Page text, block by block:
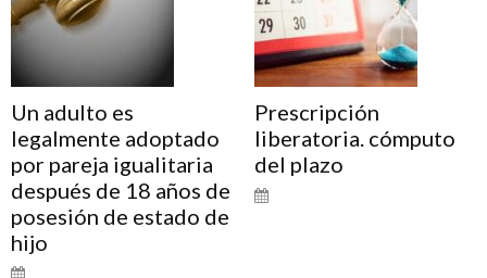
Un adulto es
legalmente adoptado
por pareja igualitaria
después de 18 años de
posesión de estado de
hijo
Prescripción
liberatoria. cómputo
del plazo